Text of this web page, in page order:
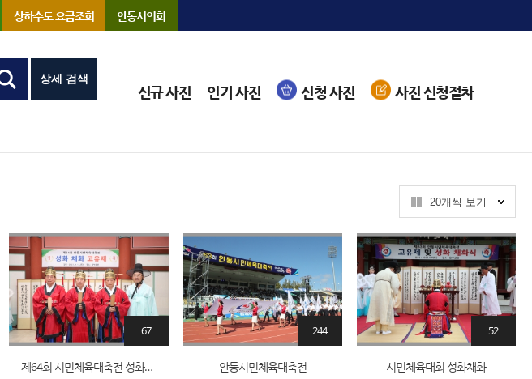
상하수도 요금조회 안동시의회
상세 검색
신규 사진 인기 사진 신청 사진 사진 신청절차
20개씩 보기
제64회 시민체육대축전 성화채화 및 고유제
67
안동시민체육대축전
244
시민체육대회 성화채화
52